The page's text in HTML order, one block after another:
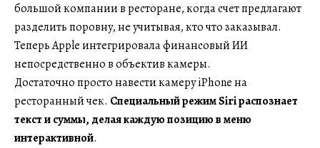
большой компании в ресторане, когда счет предлагают
разделить поровну, не учитывая, кто что заказывал.
Теперь Apple интегрировала финансовый ИИ
непосредственно в объектив камеры.
Достаточно просто навести камеру iPhone на
ресторанный чек. Специальный режим Siri распознает
текст и суммы, делая каждую позицию в меню
интерактивной.